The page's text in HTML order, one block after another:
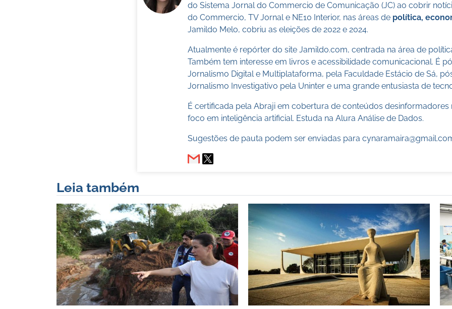
do Sistema Jornal do Commercio de Comunicação (JC) ao cobrir
do Commercio, TV Jornal e NE10 Interior, nas áreas de política,
Jamildo Melo, cobriu as eleições de 2022 e 2024.
Atualmente é repórter do site Jamildo.com, centrada na área de
Também tem interesse em livros e acessibilidade comunicacional. É
Jornalismo Digital e Multiplataforma, pela Faculdade Estácio de Sá,
Jornalismo Investigativo pela Uninter e uma grande entusiasta de
É certificada pela Abraji em cobertura de conteúdos desinformadores
foco em inteligência artificial. Estuda na Alura Análise de Dados.
Sugestões de pauta podem ser enviadas para
Leia também